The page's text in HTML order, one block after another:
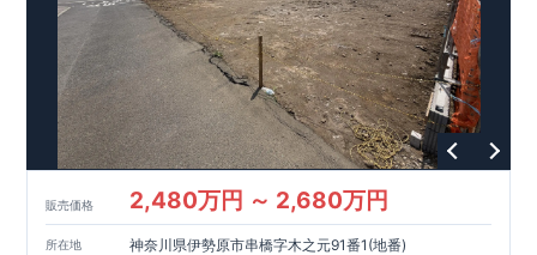
販売価格 2,480万円 ～ 2,680万円
所在地 神奈川県伊勢原市串橋字木之元91番1(地番)